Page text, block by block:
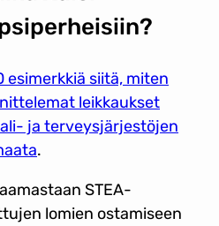
esimerkkiä siitä, miten
leikkaukset
ja terveysjärjestöjen
.
STEA-
lomien ostamiseen